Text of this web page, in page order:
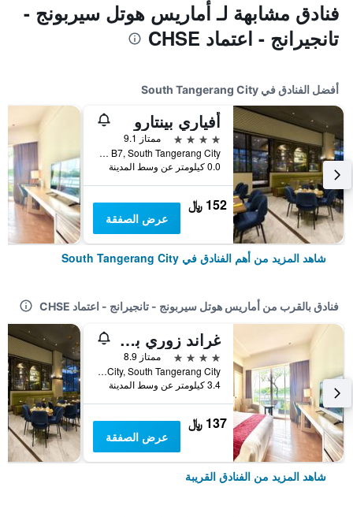
فنادق مشابهة لـ أماريس هوتل سيربونج -
تانجيرانج - اعتماد CHSE
أفضل الفنادق في South Tangerang City
أفياري بينتارو
4 نجوم
ممتاز 9.1
Cbd Bintaro Sektor 7, Block B7, South Tangerang City, إندونيسيا
0.0 كيلومتر عن وسط المدينة
152 ﷼
عرض الصفقة
شاهد المزيد من أهم الفنادق في South Tangerang City
فنادق بالقرب من أماريس هوتل سيربونج - تانجيرانج - اعتماد CHSE
غراند زوري بي إس دي سيتي
4 نجوم
ممتاز 8.9
Jalan Pahlawan Seribu Kavling Ocean Walk Blok Cbd Lot 6 Bsd City, South Tangerang City, إندونيسيا
3.4 كيلومتر عن وسط المدينة
137 ﷼
عرض الصفقة
شاهد المزيد من الفنادق القريبة